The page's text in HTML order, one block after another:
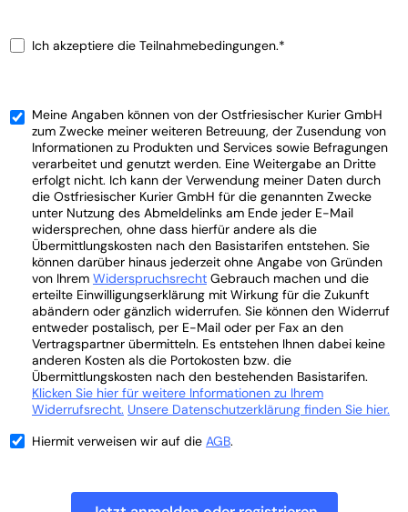
Ich akzeptiere die Teilnahmebedingungen.*
Meine Angaben können von der Ostfriesischer Kurier GmbH
zum Zwecke meiner weiteren Betreuung, der Zusendung von
Informationen zu Produkten und Services sowie Befragungen
verarbeitet und genutzt werden. Eine Weitergabe an Dritte
erfolgt nicht. Ich kann der Verwendung meiner Daten durch
die Ostfriesischer Kurier GmbH für die genannten Zwecke
unter Nutzung des Abmeldelinks am Ende jeder E-Mail
widersprechen, ohne dass hierfür andere als die
Übermittlungskosten nach den Basistarifen entstehen. Sie
können darüber hinaus jederzeit ohne Angabe von Gründen
von Ihrem Widerspruchsrecht Gebrauch machen und die
erteilte Einwilligungserklärung mit Wirkung für die Zukunft
abändern oder gänzlich widerrufen. Sie können den Widerruf
entweder postalisch, per E-Mail oder per Fax an den
Vertragspartner übermitteln. Es entstehen Ihnen dabei keine
anderen Kosten als die Portokosten bzw. die
Übermittlungskosten nach den bestehenden Basistarifen.
Klicken Sie hier für weitere Informationen zu Ihrem
Widerrufsrecht. Unsere Datenschutzerklärung finden Sie hier.
Hiermit verweisen wir auf die AGB.